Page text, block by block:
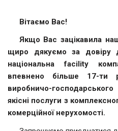
Вітаємо Вас!
Якщо Вас зацікавила
щиро дякуємо за довіру
національна facility
впевнено більше 17-ти
виробничо-
якісні послуги з
комерційної нерухомості.